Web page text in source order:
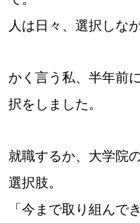
Sitakke編集部あい
Sitakke編集部 IKU
人は日々、選択しな
かく言う私、半年前
択をしました。
就職するか、大学院
選択肢。
「今まで取り組んで